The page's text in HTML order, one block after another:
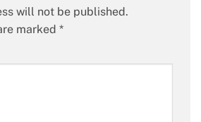
will not be published.
marked *